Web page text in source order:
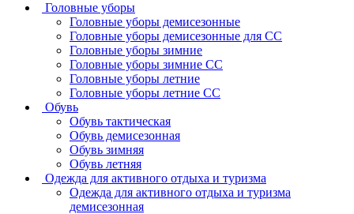
Головные уборы
Головные уборы демисезонные
Головные уборы демисезонные для СС
Головные уборы зимние
Головные уборы зимние СС
Головные уборы летние
Головные уборы летние СС
Обувь
Обувь тактическая
Обувь демисезонная
Обувь зимняя
Обувь летняя
Одежда для активного отдыха и туризма
Одежда для активного отдыха и туризма
демисезонная